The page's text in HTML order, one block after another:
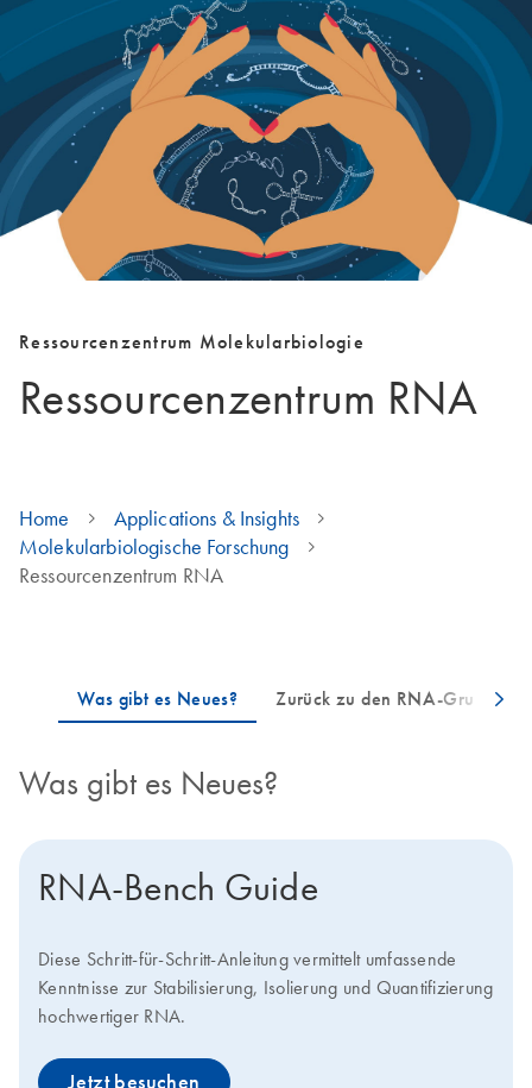
Ressourcenzentrum Molekularbiologie
Ressourcenzentrum RNA
Home
Applications & Insights
Molekularbiologische Forschung
Ressourcenzentrum RNA
Was gibt es Neues?
RNA-Bench Guide
Diese Schritt-für-Schritt-Anleitung vermittelt umfassende
Kenntnisse zur Stabilisierung, Isolierung und Quantifizierung
hochwertiger RNA.
Jetzt besuchen